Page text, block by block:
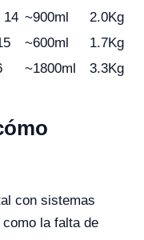
14 ~900ml
2.0Kg
~600ml
1.7Kg
~1800ml 3.3Kg
con sistemas
la falta de